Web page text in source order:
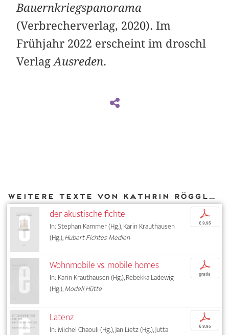
Bauernkriegspanorama
(Verbrecherverlag, 2020). Im
Frühjahr 2022 erscheint im droschl
VerlagAusreden.
Weitere Texte von Kathrin Röggla bei DIAPHANES
der akustische fichte
In: Stephan Kammer (Hg.), Karin Krauthausen
(Hg.),Hubert Fichtes Medien
p
€ 9,95
Wohnmobile vs. mobile homes
In: Karin Krauthausen (Hg.), Rebekka Ladewig
(Hg.),Modell Hütte
p
gratis
Latenz
In: Michel Chaouli (Hg.), Jan Lietz (Hg.), Jutta
p
€ 9,95